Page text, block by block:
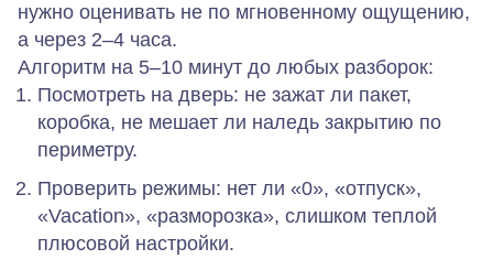
нужно оценивать не по мгновенному ощущению,
а через 2–4 часа.
Алгоритм на 5–10 минут до любых разборок:
Посмотреть на дверь: не зажат ли пакет,
коробка, не мешает ли наледь закрытию по
периметру.
Проверить режимы: нет ли «0», «отпуск»,
«Vacation», «разморозка», слишком теплой
плюсовой настройки.